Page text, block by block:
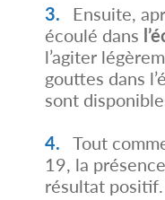
Ensuite,
écoulé dans
l’agiter
gouttes dans
sont
Tout
19, la
résultat positif.